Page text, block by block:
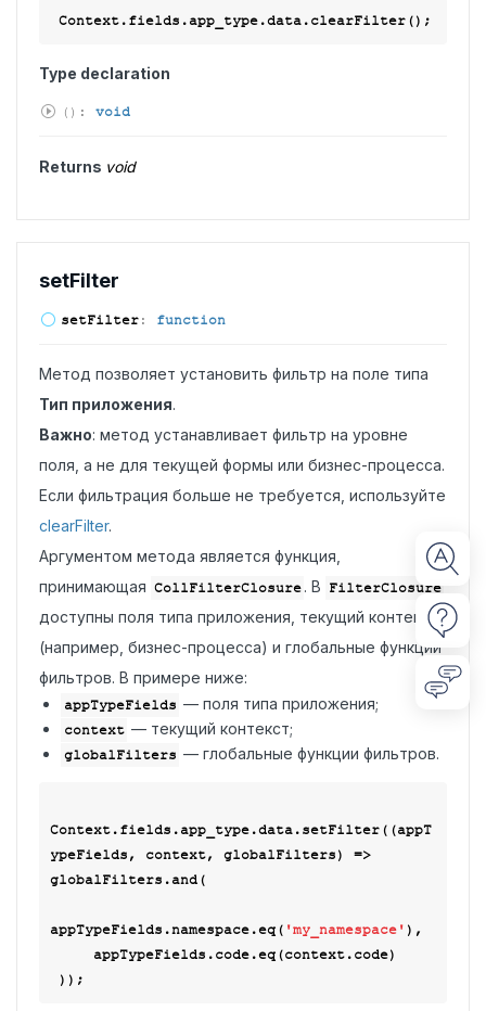
Type declaration
( ) : void
Returns void
setFilter
setFilter: function
Метод позволяет установить фильтр на поле типа
Тип приложения.
Важно: метод устанавливает фильтр на уровне
поля, а не для текущей формы или бизнес-процесса.
Если фильтрация больше не требуется, используйте
clearFilter.
Аргументом метода является функция,
принимающая CollFilterClosure . В FilterClosure
доступны поля типа приложения, текущий контекст
(например, бизнес-процесса) и глобальные функции
фильтров. В примере ниже:
appTypeFields — поля типа приложения;
context — текущий контекст;
globalFilters — глобальные функции фильтров.
Context.fields.app_type.data.setFilter( (appT
ypeFields, context, globalFilters) =>
globalFilters.and(
appTypeFields.namespace.eq( 'my_namespace' ),